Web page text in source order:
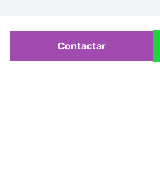
Enviar mensagem
Contactar